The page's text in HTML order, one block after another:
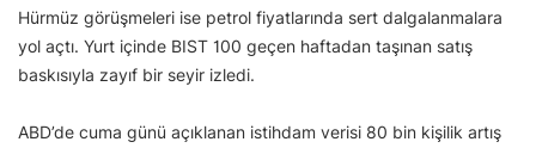
Hürmüz görüşmeleri ise petrol fiyatlarında sert dalgalanmalara
yol açtı. Yurt içinde BIST 100 geçen haftadan taşınan satış
baskısıyla zayıf bir seyir izledi.
ABD’de cuma günü açıklanan istihdam verisi 80 bin kişilik artış